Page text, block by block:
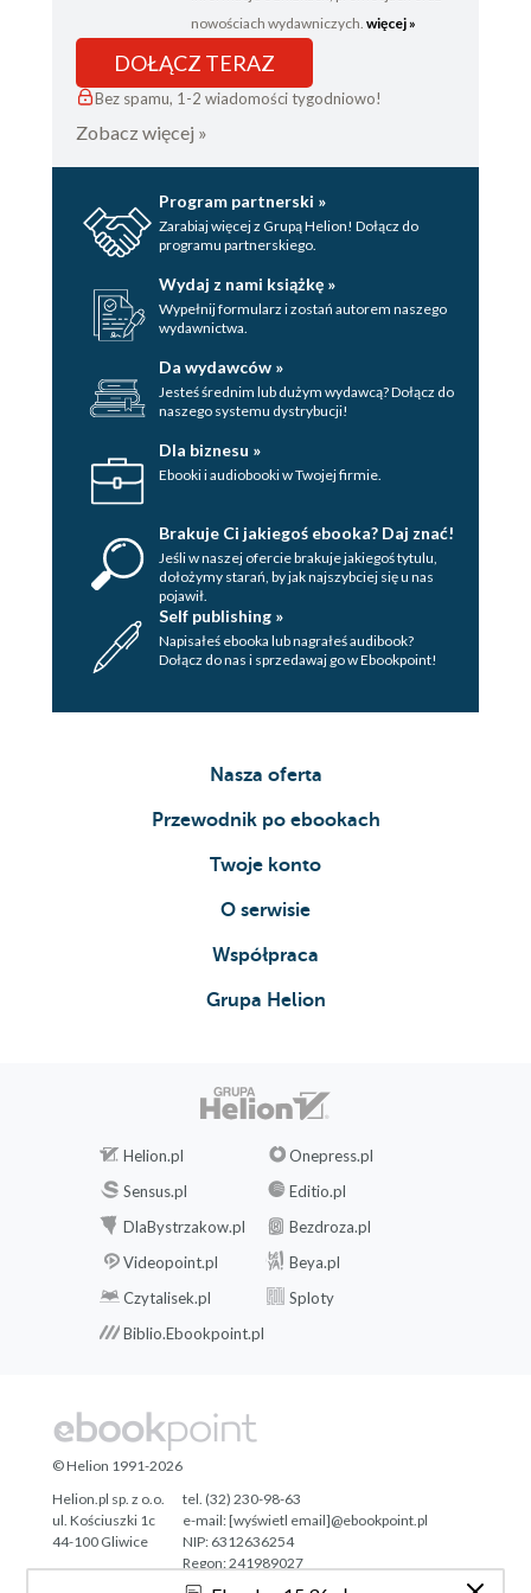
Rozdział XXXIX
Rozdział XL
Rozdział XLI
Rozdział XLIII
Rozdział XLV
nowościach wydawniczych. więcej »
DOŁĄCZ TERAZ
Bez spamu, 1-2 wiadomości tygodniowo!
Zobacz więcej »
Program partnerski »
Zarabiaj więcej z Grupą Helion! Dołącz do
programu partnerskiego.
Wydaj z nami książkę »
Wypełnij formularz i zostań autorem naszego
wydawnictwa.
Da wydawców »
Jesteś średnim lub dużym wydawcą? Dołącz do
naszego systemu dystrybucji!
Dla biznesu »
Ebooki i audiobooki w Twojej firmie.
Brakuje Ci jakiegoś ebooka? Daj znać!
Jeśli w naszej ofercie brakuje jakiegoś tytulu,
dołożymy starań, by jak najszybciej się u nas
pojawił.
Self publishing »
Napisałeś ebooka lub nagrałeś audibook?
Dołącz do nas i sprzedawaj go w Ebookpoint!
Nasza oferta
Przewodnik po ebookach
Twoje konto
O serwisie
Współpraca
Grupa Helion
Helion.pl
Onepress.pl
Sensus.pl
Editio.pl
DlaBystrzakow.pl
Bezdroza.pl
Videopoint.pl
Beya.pl
Czytalisek.pl
Sploty
Biblio.Ebookpoint.pl
© Helion 1991-2026
Helion.pl sp. z o.o.
ul. Kościuszki 1c
44-100 Gliwice
tel. (32) 230-98-63
e-mail:[wyświetl email]@ebookpoint.pl
NIP: 6312636254
Regon: 241989027